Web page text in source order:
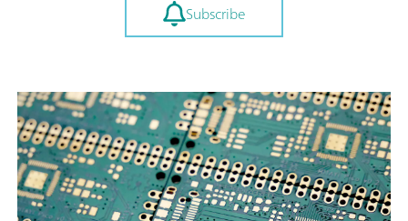
Subscribe